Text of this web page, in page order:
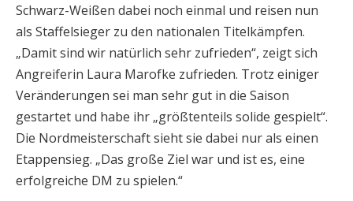
Schwarz-Weißen dabei noch einmal und reisen nun
als Staffelsieger zu den nationalen Titelkämpfen.
„Damit sind wir natürlich sehr zufrieden“, zeigt sich
Angreiferin Laura Marofke zufrieden. Trotz einiger
Veränderungen sei man sehr gut in die Saison
gestartet und habe ihr „größtenteils solide gespielt“.
Die Nordmeisterschaft sieht sie dabei nur als einen
Etappensieg. „Das große Ziel war und ist es, eine
erfolgreiche DM zu spielen.“